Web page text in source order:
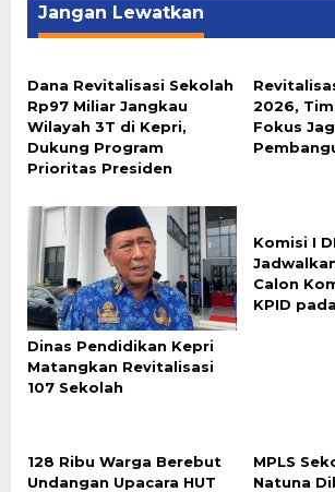
Jangan Lewatkan
Dana Revitalisasi Sekolah
Rp97 Miliar Jangkau
Wilayah 3T di Kepri,
Dukung Program
Prioritas Presiden
2026,
Fokus
Dinas Pendidikan Kepri
Matangkan Revitalisasi
107 Sekolah
Komisi I
Calon
KPID
128 Ribu Warga Berebut
Undangan Upacara HUT
MPLS
Natuna